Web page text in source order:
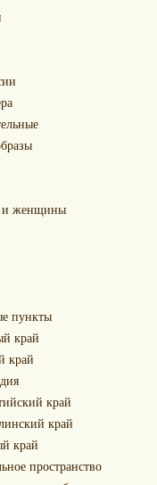
женщины
пункты
край
край
край
край
край
пространство